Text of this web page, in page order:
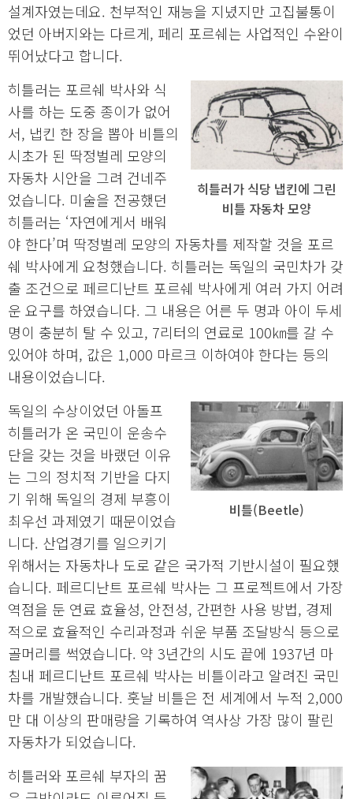
설계자였는데요. 천부적인 재능을 지녔지만 고집불통이
었던 아버지와는 다르게, 페리 포르쉐는 사업적인 수완이
뛰어났다고 합니다.
히틀러가 식당 냅킨에 그린
비틀 자동차 모양
히틀러는 포르쉐 박사와 식
사를 하는 도중 종이가 없어
서, 냅킨 한 장을 뽑아 비틀의
시초가 된 딱정벌레 모양의
자동차 시안을 그려 건네주
었습니다. 미술을 전공했던
히틀러는 ‘자연에게서 배워
야 한다’며 딱정벌레 모양의 자동차를 제작할 것을 포르
쉐 박사에게 요청했습니다. 히틀러는 독일의 국민차가 갖
출 조건으로 페르디난트 포르쉐 박사에게 여러 가지 어려
운 요구를 하였습니다. 그 내용은 어른 두 명과 아이 두세
명이 충분히 탈 수 있고, 7리터의 연료로 100㎞를 갈 수
있어야 하며, 값은 1,000 마르크 이하여야 한다는 등의
내용이었습니다.
비틀(Beetle)
독일의 수상이었던 아돌프
히틀러가 온 국민이 운송수
단을 갖는 것을 바랬던 이유
는 그의 정치적 기반을 다지
기 위해 독일의 경제 부흥이
최우선 과제였기 때문이었습
니다. 산업경기를 일으키기
위해서는 자동차나 도로 같은 국가적 기반시설이 필요했
습니다. 페르디난트 포르쉐 박사는 그 프로젝트에서 가장
역점을 둔 연료 효율성, 안전성, 간편한 사용 방법, 경제
적으로 효율적인 수리과정과 쉬운 부품 조달방식 등으로
골머리를 썩였습니다. 약 3년간의 시도 끝에 1937년 마
침내 페르디난트 포르쉐 박사는 비틀이라고 알려진 국민
차를 개발했습니다. 훗날 비틀은 전 세계에서 누적 2,000
만 대 이상의 판매량을 기록하여 역사상 가장 많이 팔린
자동차가 되었습니다.
히틀러와 포르쉐 부자의 꿈